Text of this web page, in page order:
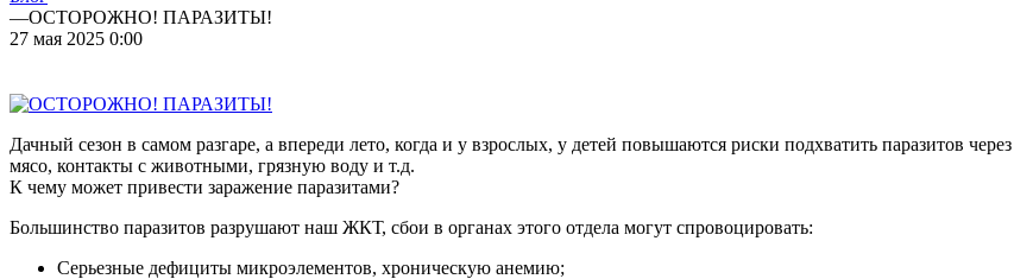
—ОСТОРОЖНО! ПАРАЗИТЫ!
27 мая 2025 0:00
Дачный сезон в самом разгаре, а впереди лето, когда и у взрослых, у детей повышаются риски подхватить паразитов
мясо, контакты с животными, грязную воду и т.д.
К чему может привести заражение паразитами?
Большинство паразитов разрушают наш ЖКТ, сбои в органах этого отдела могут спровоцировать:
Серьезные дефициты микроэлементов, хроническую анемию;